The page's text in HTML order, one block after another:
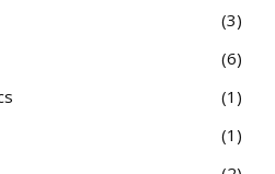
3
6
1
1